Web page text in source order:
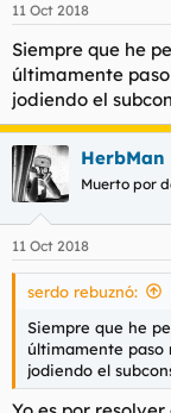
e
s
:
11 Oct 2018
Siempre que he
últimamente
jodiendo el
HerbMan
Muerto por
11 Oct 2018
serdo rebuznó:
Siempre que he
últimamente paso
jodiendo el